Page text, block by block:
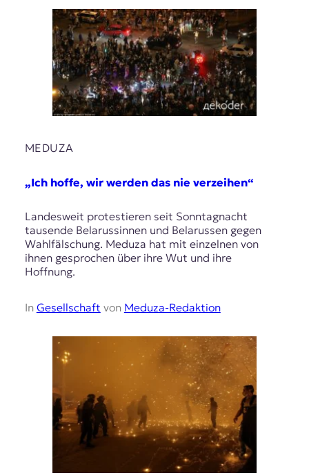
MEDUZA
„Ich hoffe, wir werden das nie verzeihen“
Landesweit protestieren seit Sonntagnacht
tausende Belarussinnen und Belarussen gegen
Wahlfälschung. Meduza hat mit einzelnen von
ihnen gesprochen über ihre Wut und ihre
Hoffnung.
In Gesellschaft von Meduza-Redaktion